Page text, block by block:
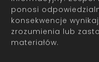
ponosi
konsekwencje
zrozumienia lub
materiałów.